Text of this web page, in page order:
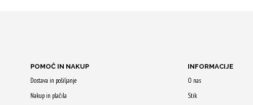
POMOČ IN NAKUP
Dostava in pošiljanje
Nakup in plačila
INFORMACIJE
O nas
Stik